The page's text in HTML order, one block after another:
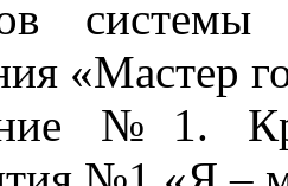
системы
«Мастер
№1.